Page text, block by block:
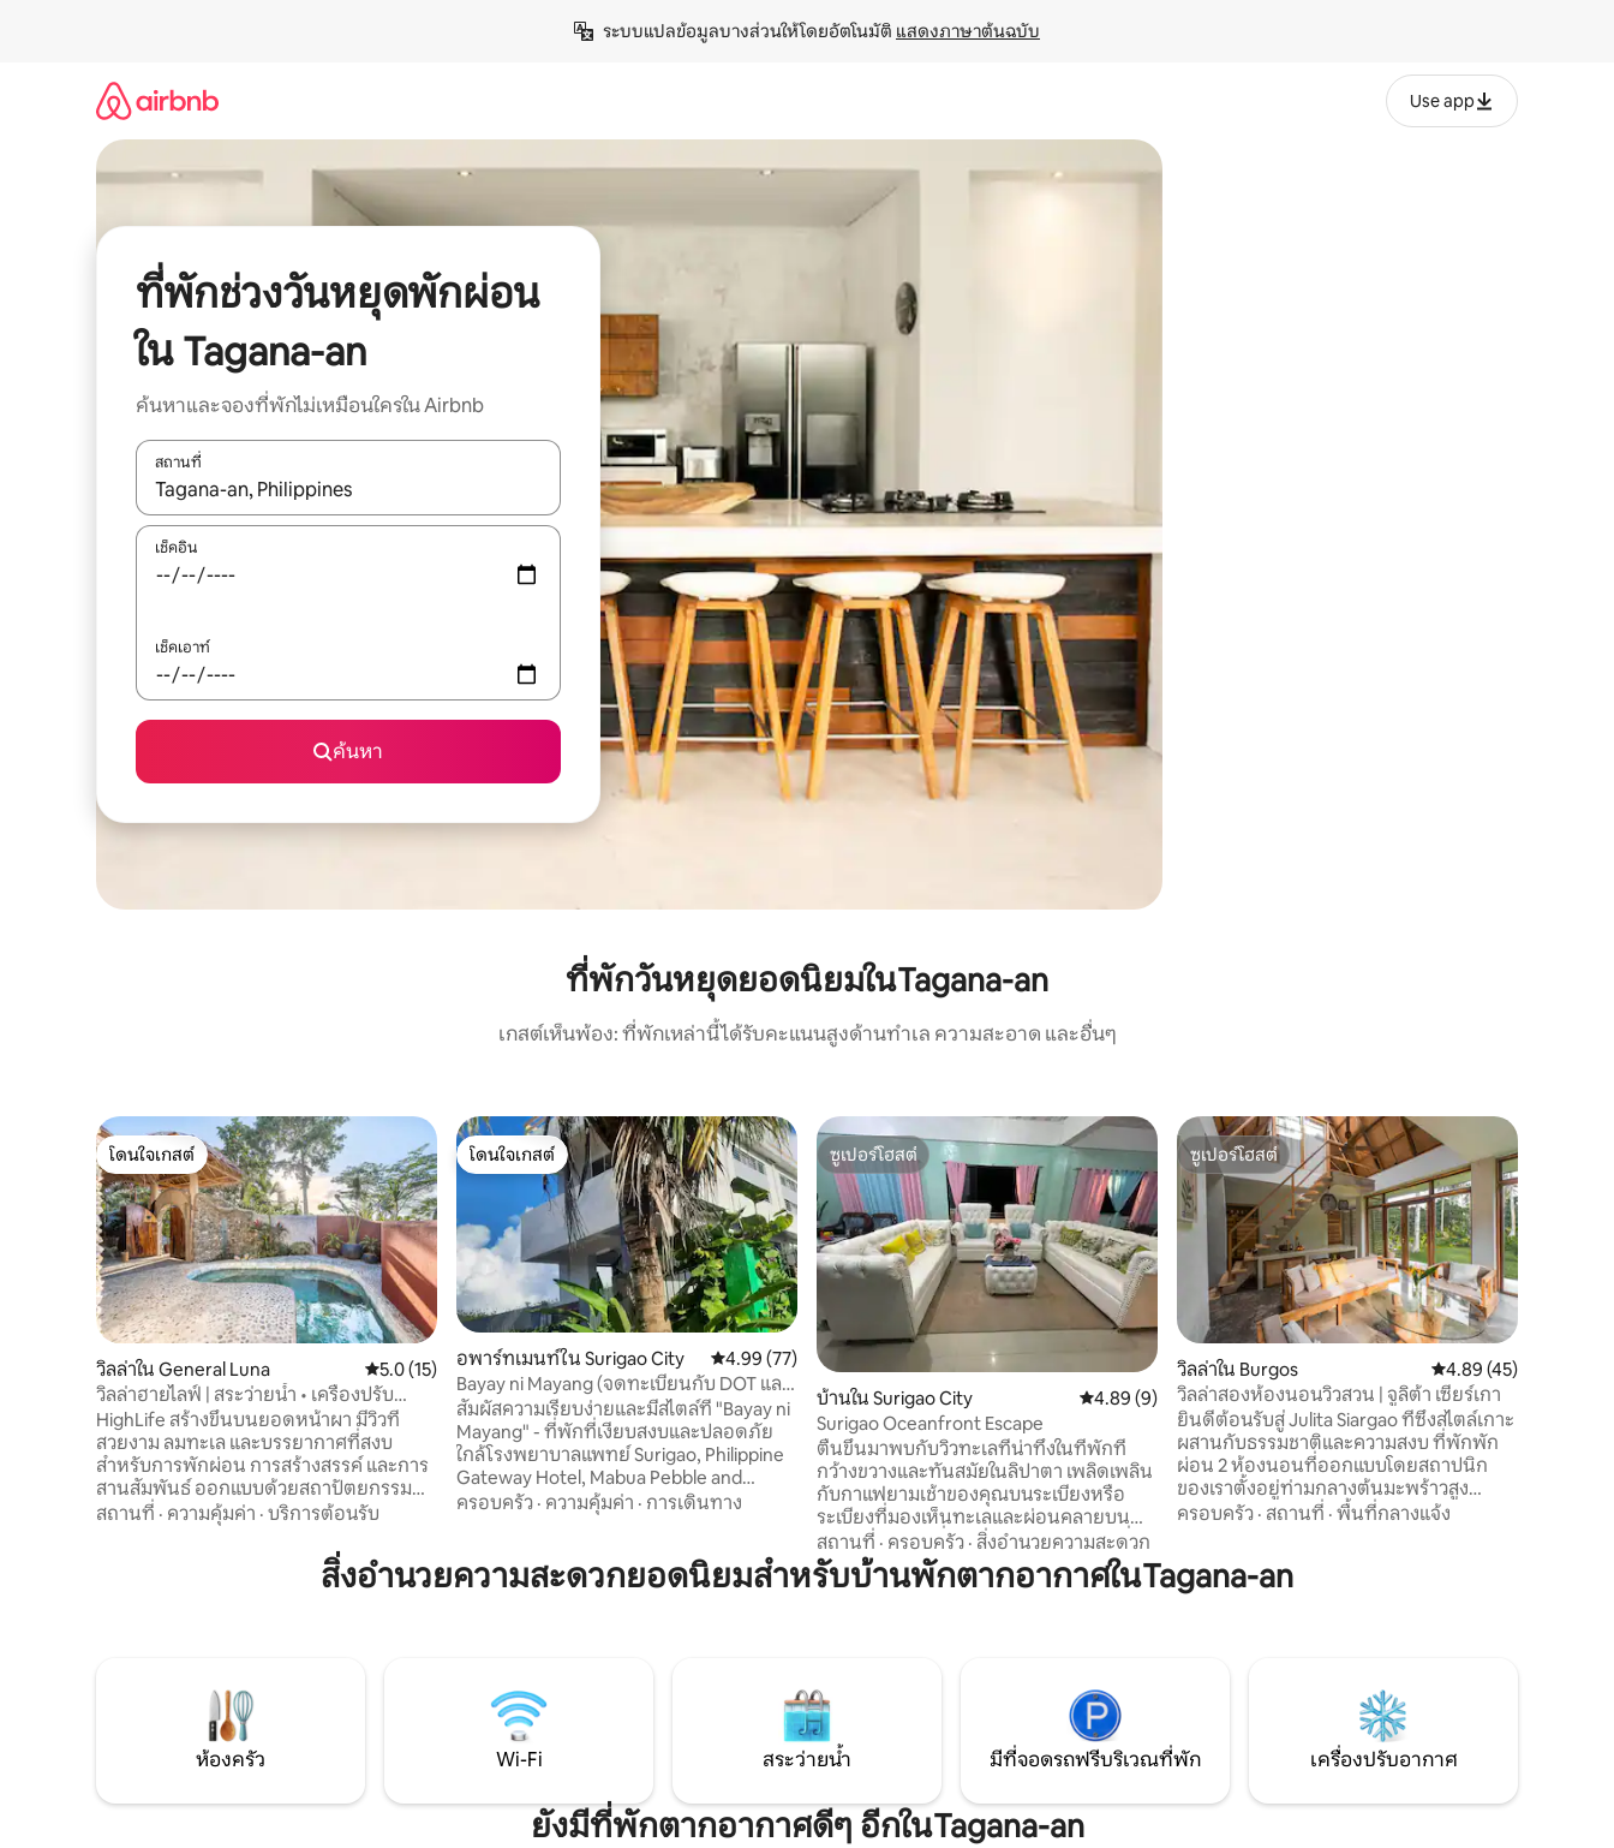
ระบบแปลข้อมูลบางส่วนให้โดยอัตโนมัติ แสดงภาษาต้นฉบับ
Use app
ที่พักช่วงวันหยุดพักผ่อน
ใน Tagana-an
ค้นหาและจองที่พักไม่เหมือนใครใน Airbnb
สถานที่
ใช้ลูกศรขึ้นลง หรือใช้การสัมผัสหรือปัด เพื่อสำรวจผลการค้นหา
เช็คอิน
เช็คเอาท์
ค้นหา
ที่พักวันหยุดยอดนิยมในTagana-an
เกสต์เห็นพ้อง: ที่พักเหล่านี้ได้รับคะแนนสูงด้านทำเล ความสะอาด และอื่นๆ
โดนใจเกสต์
โดนใจเกสต์
วิลล่าใน General Luna คะแนนเฉลี่ย 5.0 จาก 5, 15 รีวิว
5.0 (15)
วิลล่าฮายไลฟ์ | สระว่ายน้ำ • เครื่องปรับ
อากาศ • Starlink • วิวเนินเขา
HighLife สร้างขึ้นบนยอดหน้าผา มีวิวที่
สวยงาม ลมทะเล และบรรยากาศที่สงบ
สำหรับการพักผ่อน การสร้างสรรค์ และการ
สานสัมพันธ์ ออกแบบด้วยสถาปัตยกรรม
เมดิเตอร์เรเนียนแบบเปิดโล่ง สไตล์ฟิลิปปินส์
เก่า การตกแต่งแบบชนเผ่า และเฟอร์นิเจอร์
เพื่อสร้างพื้นที่เปิดโล่งที่กลมกลืนกับ
เงียบสงบ สะดวกสบาย และมีเอกลักษณ์
สถานที่ · ความคุ้มค่า · บริการต้อนรับ
โดนใจเกสต์
โดนใจเกสต์
อพาร์ทเมนท์ใน Surigao City คะแนนเฉลี่ย 4.99 จาก 5, 77 รีวิว
4.99 (77)
Bayay ni Mayang (จดทะเบียนกับ DOT และ
BIR)
สัมผัสความเรียบง่ายและมีสไตล์ที่ "Bayay ni
Mayang" - ที่พักที่เงียบสงบและปลอดภัย
ใกล้โรงพยาบาลแพทย์ Surigao, Philippine
Gateway Hotel, Mabua Pebble and
Beach, Lipata port และพิพิธภัณฑ์ Battle
of Surigao Strait Memorial Museum ห่าง
ทางเพียง 15 นาที ชื่อของเรา "House of
Maria" ใน Sinurigao สะท้อนให้เห็นถึง
ครอบครัว · ความคุ้มค่า · การเดินทาง
ซูเปอร์โฮสต์
ซูเปอร์โฮสต์
บ้านใน Surigao City คะแนนเฉลี่ย 4.89 จาก 5, 9 รีวิว
4.89 (9)
Surigao Oceanfront Escape
ตื่นขึ้นมาพบกับวิวทะเลที่น่าทึ่งในที่พักที่
กว้างขวางและทันสมัยในลิปาตา เพลิดเพลิน
กับกาแฟยามเช้าของคุณบนระเบียงหรือ
ระเบียงที่มองเห็นทะเลและผ่อนคลายบน
ดาดฟ้าในขณะที่คุณชมพระอาทิตย์ตกที่
สวยงามพระอาทิตย์ขึ้นและท้องฟ้าที่มีแสง
ดาว ที่พักขนาดใหญ่และโปร่งสบายแห่งนี้มี
เล็ก เย็นสบายด้วยเครื่องปรับอากาศแบบ
แยกส่วนรับความบันเทิงด้วยสมาร์ททีวีและ
WIFI
สถานที่ · ครอบครัว · สิ่งอำนวยความสะดวก
ซูเปอร์โฮสต์
ซูเปอร์โฮสต์
วิลล่าใน Burgos คะแนนเฉลี่ย 4.89 จาก
4.89 (45)
วิลล่าสองห้องนอนวิวสวน | จูลิต้า เซียร์เกา
ยินดีต้อนรับสู่ Julita Siargao ที่ซึ่งสไตล์เกาะ
ผสานกับธรรมชาติและความสงบ ที่พักพัก
ผ่อน 2 ห้องนอนที่ออกแบบโดยสถาปนิก
ของเราตั้งอยู่ท่ามกลางต้นมะพร้าวสูง
ตระหง่าน มีวิวท้องฟ้าและสวนจากทุกห้อง
ผ่อนส่วนตัวบนพื้นที่แสนสงบในสวรรค์ ห่าง
จาก Pacifico เพียง 15-20 นาที มีพื้นที่
ครอบครัว · สถานที่ · พื้นที่กลางแจ้ง
สิ่งอำนวยความสะดวกยอดนิยมสำหรับบ้านพักตากอากาศในTagana-an
ห้องครัว Wi-Fi สระว่ายน้ำ มีที่จอดรถฟรีบริเวณที่พัก เครื่องปรับอากาศ
ยังมีที่พักตากอากาศดีๆ อีกในTagana-an